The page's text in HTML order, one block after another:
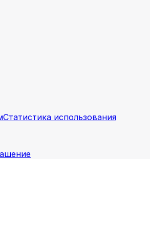
Статистика использования